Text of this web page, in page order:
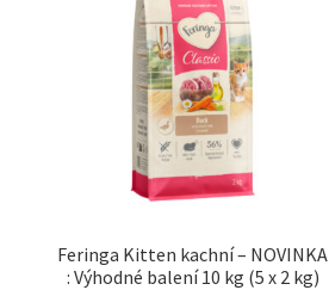
Feringa Kitten kachní – NOVINKA
: Výhodné balení 10 kg (5 x 2 kg)